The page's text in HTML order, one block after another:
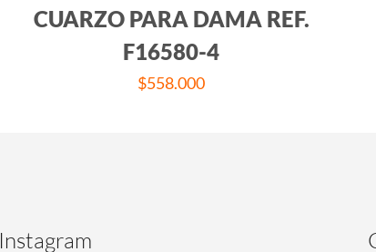
CUARZO PARA DAMA REF.
F16580-4
$558.000
Instagram